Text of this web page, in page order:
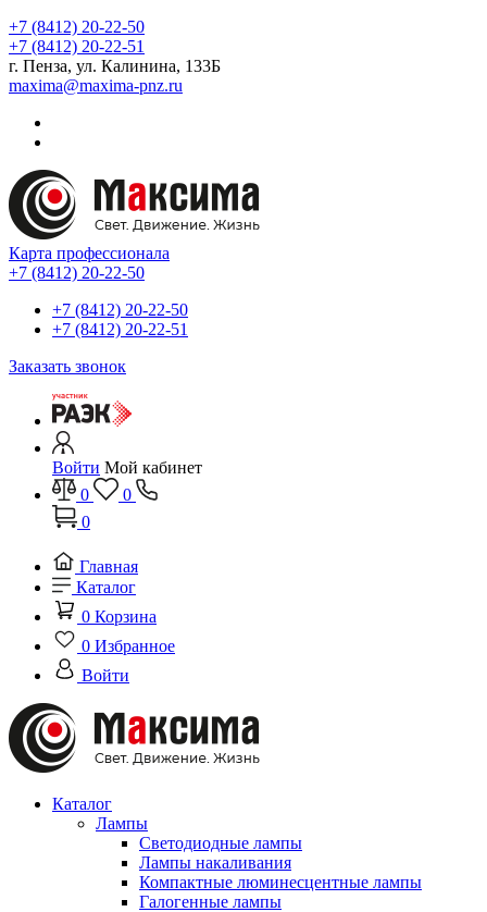
+7 (8412) 20-22-50
+7 (8412) 20-22-51
г. Пенза, ул. Калинина, 133Б
maxima@maxima-pnz.ru
Карта профессионала
+7 (8412) 20-22-50
+7 (8412) 20-22-50
+7 (8412) 20-22-51
Заказать звонок
Войти Мой кабинет
0
0
0
Главная
Каталог
0 Корзина
0 Избранное
Войти
Каталог
Лампы
Светодиодные лампы
Лампы накаливания
Компактные люминесцентные лампы
Галогенные лампы